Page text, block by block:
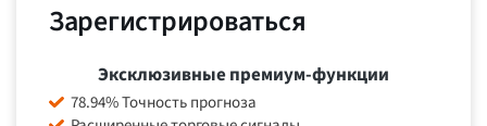
Зарегистрироваться
Эксклюзивные премиум-функции
78.94% Точность прогноза